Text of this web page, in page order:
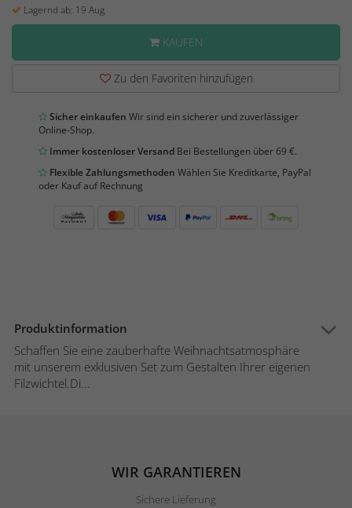
Lagernd ab: 19 Aug
KAUFEN
Zu den Favoriten hinzufügen
Sicher einkaufen Wir sind ein sicherer und zuverlässiger
Online-Shop.
Immer kostenloser Versand Bei Bestellungen über 69 €.
Flexible Zahlungsmethoden Wählen Sie Kreditkarte, PayPal
oder Kauf auf Rechnung
Produktinformation
Schaffen Sie eine zauberhafte Weihnachtsatmosphäre
mit unserem exklusiven Set zum Gestalten Ihrer eigenen
Filzwichtel.Di...
WIR GARANTIEREN
Sichere Lieferung